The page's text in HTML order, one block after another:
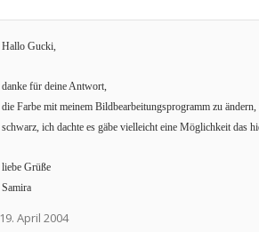
Hallo Gucki,
danke für deine Antwort,
die Farbe mit meinem Bildbearbeitungsprogramm zu
schwarz, ich dachte es gäbe vielleicht eine Möglichkeit das
liebe Grüße
Samira
19. April 2004